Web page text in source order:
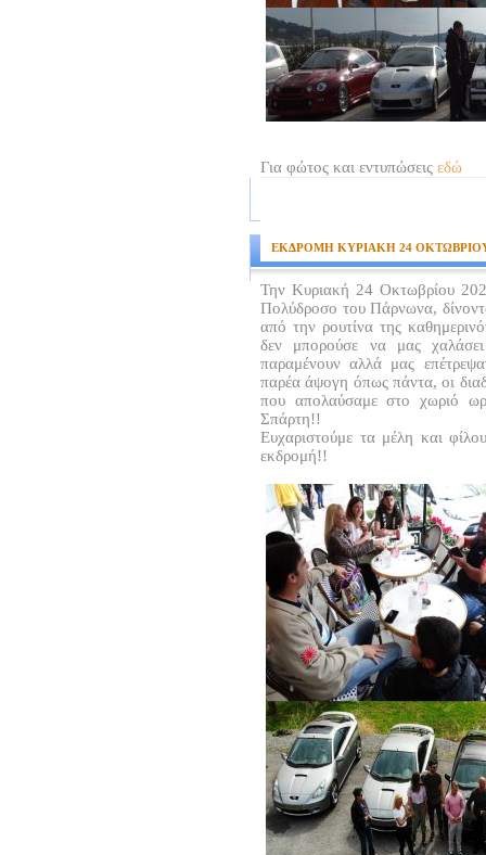
Για φώτος και εντυπώσεις εδώ
ΕΚΔΡΟΜΗ ΚΥΡΙΑΚΗ 24 ΟΚΤΩΒΡΙΟΥ
Την Κυριακή 24 Οκτωβρίου
Πολύδροσο του Πάρνωνα,
από την ρουτίνα της
δεν μπορούσε να μας
παραμένουν αλλά μας
παρέα άψογη όπως πάντα, οι
που απολαύσαμε στο χωριό
Σπάρτη!!
Ευχαριστούμε τα μέλη και
εκδρομή!!